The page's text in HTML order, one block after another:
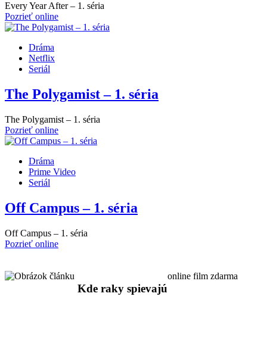
Every Year After – 1. séria
Pozrieť online
Dráma
Netflix
Seriál
The Polygamist – 1. séria
The Polygamist – 1. séria
Pozrieť online
Dráma
Prime Video
Seriál
Off Campus – 1. séria
Off Campus – 1. séria
Pozrieť online
Kde raky spievajú
online film zdarma